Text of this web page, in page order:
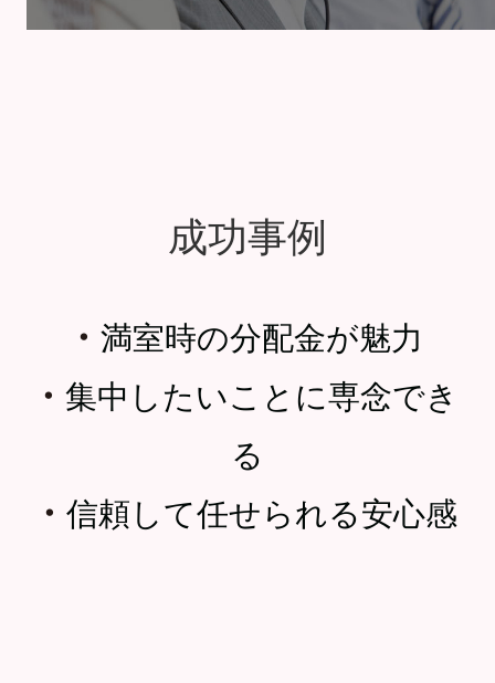
成功事例
・ 満室時の分配金が魅力
・ 集中したいことに専念でき
る
・ 信頼して任せられる安心感